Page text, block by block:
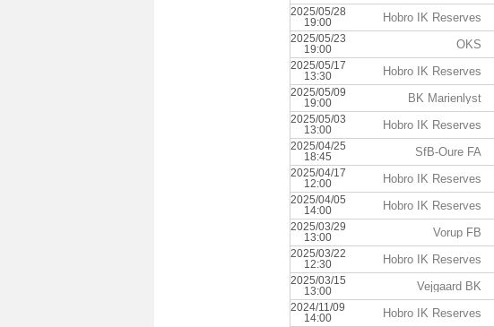
2025/05/28
19:00
Hobro IK Reserves
2025/05/23
19:00
OKS
2025/05/17
13:30
Hobro IK Reserves
2025/05/09
19:00
BK Marienlyst
2025/05/03
13:00
Hobro IK Reserves
2025/04/25
18:45
SfB-Oure FA
2025/04/17
12:00
Hobro IK Reserves
2025/04/05
14:00
Hobro IK Reserves
2025/03/29
13:00
Vorup FB
2025/03/22
12:30
Hobro IK Reserves
2025/03/15
13:00
Vejgaard BK
2024/11/09
14:00
Hobro IK Reserves